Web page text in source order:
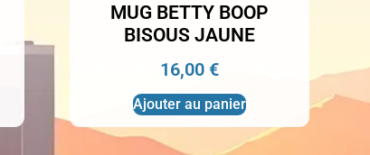
MUG BETTY BOOP
BISOUS JAUNE
16,00 €
Ajouter au panier